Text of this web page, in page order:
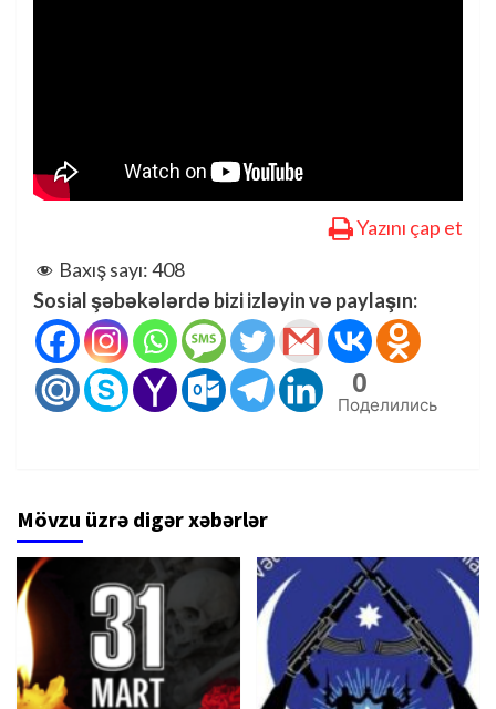
Yazını çap et
Baxış sayı:408
Sosial şəbəkələrdə bizi izləyin və paylaşın:
0
Поделились
Mövzu üzrə digər xəbərlər